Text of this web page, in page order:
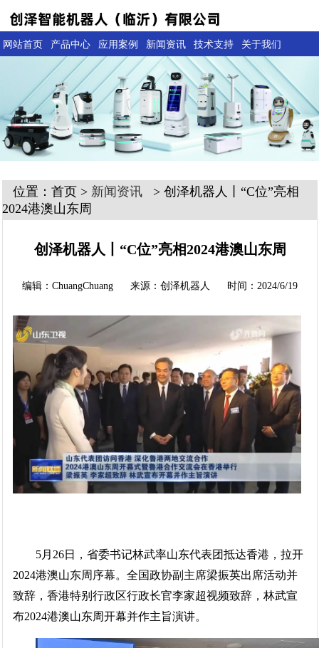
网站首页 产品中心 应用案例 新闻资讯 技术支持 关于我们
位置：首页 > 新闻资讯 > 创泽机器人丨“C位”亮相
2024港澳山东周
创泽机器人丨“C位”亮相2024港澳山东周
编辑：ChuangChuang 来源：创泽机器人 时间：2024/6/19
5月26日，省委书记林武率山东代表团抵达香港，拉开
2024港澳山东周序幕。全国政协副主席梁振英出席活动并
致辞，香港特别行政区行政长官李家超视频致辞，林武宣
布2024港澳山东周开幕并作主旨演讲。